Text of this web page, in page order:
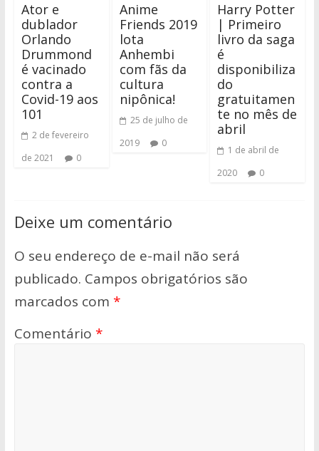
Ator e
dublador
Orlando
Drummond
é vacinado
contra a
Covid-19 aos
101
2 de fevereiro
de 2021
0
Anime
Friends 2019
lota
Anhembi
com fãs da
cultura
nipônica!
25 de julho de
2019
0
Harry Potter
| Primeiro
livro da saga
é
disponibiliza
do
gratuitamen
te no mês de
abril
1 de abril de
2020
0
Deixe um comentário
O seu endereço de e-mail não será
publicado. Campos obrigatórios são
marcados com *
Comentário *